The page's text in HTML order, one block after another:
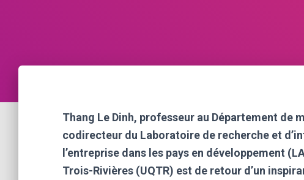
Thang Le Dinh, professeur au Département de
codirecteur du Laboratoire de recherche et
l’entreprise dans les pays en développement
Trois-Rivières (UQTR) est de retour d’un